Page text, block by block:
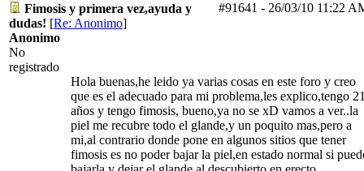
#91641 - 26/03/10 11:22
Fimosis y primera vez,ayuda y
dudas! [Re: Anonimo]
Anonimo
No
registrado
Hola buenas,he leido ya varias cosas en este foro y creo
que es el adecuado para mi problema,les explico,tengo
años y tengo fimosis, bueno,ya no se xD vamos a ver..la
piel me recubre todo el glande,y un poquito mas,pero a
mi,al contrario donde pone en algunos sitios que tener
fimosis es no poder bajar la piel,en estado normal si